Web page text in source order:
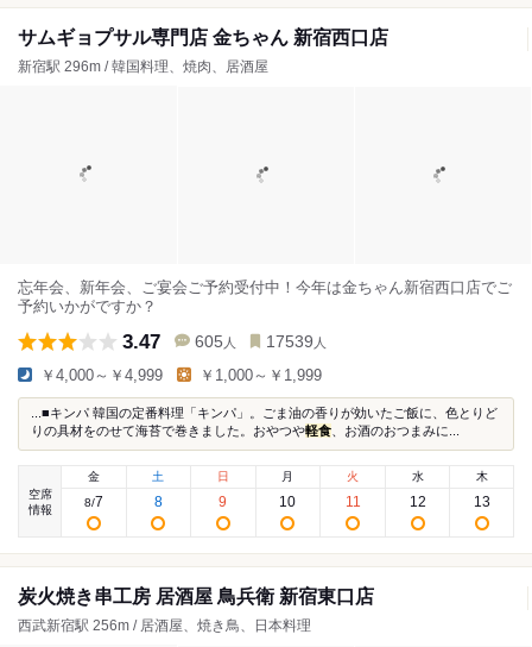
サムギョプサル専門店 金ちゃん 新宿西口店
新宿駅 296m / 韓国料理、焼肉、居酒屋
忘年会、新年会、ご宴会ご予約受付中！今年は金ちゃん新宿西口店でご
予約いかがですか？
3.47 605 人 17539 人
￥4,000～￥4,999 ￥1,000～￥1,999
...■キンパ 韓国の定番料理「キンパ」。ごま油の香りが効いたご飯に、色とりど
りの具材をのせて海苔で巻きました。おやつや軽食 、お酒のおつまみに...
空席
情報
金
8/7
土
8
日
9
月
10
火
11
水
12
木
13
炭火焼き串工房 居酒屋 鳥兵衛 新宿東口店
西武新宿駅 256m / 居酒屋、焼き鳥、日本料理